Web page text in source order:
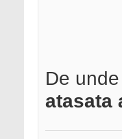
De
atasata